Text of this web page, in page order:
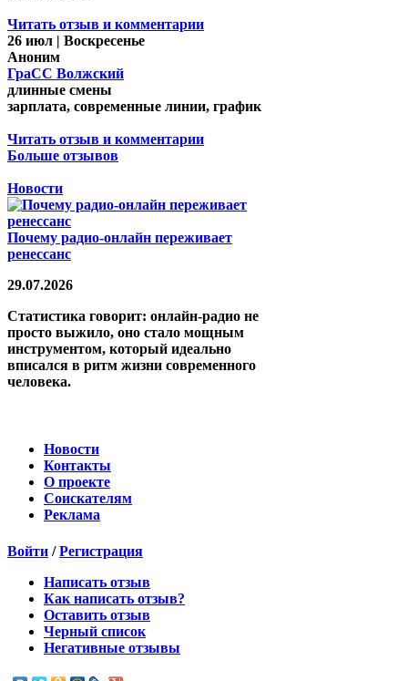
Читать отзыв и комментарии
26 июл | Воскресенье
Аноним
ГраСС Волжский
длинные смены
зарплата, современные линии, график
Читать отзыв и комментарии
Больше отзывов
Новости
Почему радио-онлайн переживает
ренессанс
29.07.2026
Статистика говорит: онлайн-радио не
просто выжило, оно стало мощным
инструментом, который идеально
вписался в ритм жизни современного
человека.
Новости
Контакты
О проекте
Соискателям
Реклама
Войти /Регистрация
Написать отзыв
Как написать отзыв?
Оставить отзыв
Черный список
Негативные отзывы